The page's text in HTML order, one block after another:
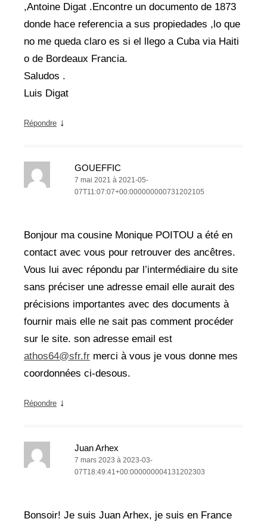
,Antoine Digat .Encontre un documento de 1873
donde hace referencia a sus propiedades ,lo que
no me queda claro es si el llego a Cuba via Haiti
o de Bordeaux Francia.
Saludos .
Luis Digat
Répondre ↓
GOUEFFIC
7 mai 2021 à 2021-05-
07T11:07:07+00:000000000731202105
Bonjour ma cousine Monique POITOU a été en
contact avec vous pour retrouver des ancêtres.
Vous lui avec répondu par l’intermédiaire du site
sans préciser une adresse email elle aurait des
précisions importantes avec des documents à
fournir mais elle ne sait pas comment procéder
sur le site. son adresse email est
athos64@sfr.fr merci à vous je vous donne mes
coordonnées ci-desous.
Répondre ↓
Juan Arhex
7 mars 2023 à 2023-03-
07T18:49:41+00:000000004131202303
Bonsoir! Je suis Juan Arhex, je suis en France